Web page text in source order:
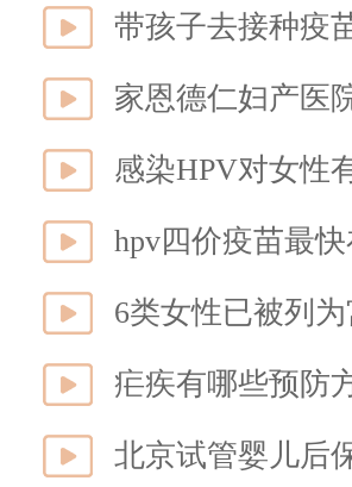
带孩子去接种疫
家恩德仁妇产医
感染HPV对女性
hpv四价疫苗最
6类女性已被列
疟疾有哪些预防
北京试管婴儿后